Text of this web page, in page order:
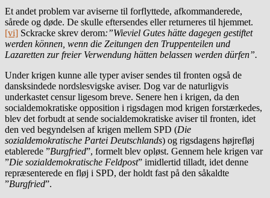
Et andet problem var aviserne til forflyttede, afkommanderede,
sårede og døde. De skulle eftersendes eller returneres til hjemmet.
[vi] Sckracke skrev derom:”Wieviel Gutes hätte dagegen gestiftet
werden können, wenn die Zeitungen den Truppenteilen und
Lazaretten zur freier Verwendung hätten belassen werden dürfen”.
Under krigen kunne alle typer aviser sendes til fronten også de
dansksindede nordslesvigske aviser. Dog var de naturligvis
underkastet censur ligesom breve. Senere hen i krigen, da den
socialdemokratiske opposition i rigsdagen mod krigen forstærkedes,
blev det forbudt at sende socialdemokratiske aviser til fronten, idet
den ved begyndelsen af krigen mellem SPD (Die
sozialdemokratische Partei Deutschlands) og rigsdagens højrefløj
etablerede ”Burgfried”, formelt blev opløst. Gennem hele krigen var
”Die sozialdemokratische Feldpost” imidlertid tilladt, idet denne
repræsenterede en fløj i SPD, der holdt fast på den såkaldte
”Burgfried”.